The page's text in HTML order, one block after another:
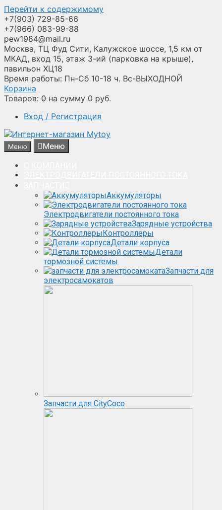
Перейти к содержимому
+7(903) 729-85-66
+7(966) 083-99-88
pew1984@mail.ru
Москва, ТЦ Фуд Сити, Калужское шоссе, 1,5 км от
МКАД, вход 15, этаж 3-ий (парковка на крыше),
павильон ХЦ18
Время работы: Пн-Сб 10-18 ч. Вс-ВЫХОДНОЙ
Корзина
Товаров: 0 на сумму 0 руб.
Вход / Регистрация
Меню Меню
Аккумуляторы
Электродвигатели постоянного тока
Зарядные устройства
Контроллеры
Детали корпуса
Детали
тормозной системы
Запчасти для
электросамокатов
Запчасти для CityCoco